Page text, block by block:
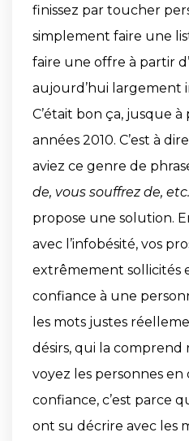
finissez par toucher
simplement faire une
faire une offre à partir
aujourd’hui largement
C’était bon ça, jusque
années 2010. C’est à
aviez ce genre de
de, vous souffrez de,
propose une solution.
avec l’infobésité, vos
extrêmement sollicités
confiance à une
les mots justes
désirs, qui la comprend
voyez les personnes en
confiance, c’est parce
ont su décrire avec les